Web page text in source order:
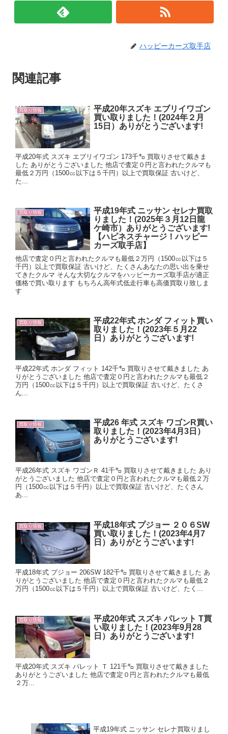
ハッピーカーズ取手店
関連記事
買取り情報
平成20年スズキ エブリイワゴン
買い取りました！(2024年２月
15日）ありがとうございます!
平成20年式 スズキ エブリイワゴン 173千㌔ 買取りさせて戴きま
した ありがとうございました 他店で査定０円と言われたクルマも
最低２万円（1500㏄以下は５千円）以上で買取保証 古いけど、
た...
買取り情報
平成19年式 ニッサン セレナ買取
りました！(2025年３月12日龍
ケ崎市）ありがとうございます!
【ハピネスチャージ！ハッピー
カーズ取手店】
他店で査定０円と言われたクルマも最低２万円（1500㏄以下は５
千円）以上で買取保証 古いけど、たくさんあなたの思い出を乗せ
てきたクルマ そんな大切なクルマをハッピーカーズ取手店が適正
価格で買い取ります もちろん高年式低走行車も高価買取り致しま
す
買取り情報
平成22年式 ホンダ フィット買い
取りました！(2023年５月22
日）ありがとうございます!
平成22年式 ホンダ フィット 142千㌔ 買取りさせて戴きました あ
りがとうございました 他店で査定０円と言われたクルマも最低２
万円（1500㏄以下は５千円）以上で買取保証 古いけど、たくさ
ん...
買取り情報
平成26 年式 スズキ ワゴンR買い
取りました！(2023年4月3日）
ありがとうございます!
平成26年式 スズキ ワゴンＲ 41千㌔ 買取りさせて戴きました あり
がとうございました 他店で査定０円と言われたクルマも最低２万
円（1500㏄以下は５千円）以上で買取保証 古いけど、たくさん
あ...
買取り情報
平成18年式 プジョー ２０６SW
買い取りました！(2023年4月7
日）ありがとうございます!
平成18年式 プジョー 206SW 182千㌔ 買取りさせて戴きました あ
りがとうございました 他店で査定０円と言われたクルマも最低２
万円（1500㏄以下は５千円）以上で買取保証 古いけど、たく...
買取り情報
平成20年式 スズキ パレット T買
い取りました！(2023年9月28
日）ありがとうございます!
平成20年式 スズキ パレット Ｔ 121千㌔ 買取りさせて戴きました
ありがとうございました 他店で査定０円と言われたクルマも最低
２万...
平成19年式 ニッサン セレナ買取りまし